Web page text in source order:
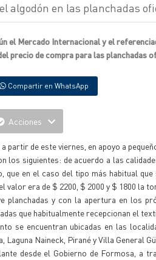
algodón en las planchadas
el Mercado Internacional y el
precio de compra para las planchadas
Compartir en WhatsApp
Acciones
de este viernes, en apoyo a
siguientes: de acuerdo a las
en el caso del tipo más habitual
era de $ 2200, $ 2000 y $ 1800 la
planchadas y con la apertura en los
que habitualmente recepcionan el
se encuentran ubicadas en las
Naineck, Pirané y Villa General
desde el Gobierno de Formosa, a